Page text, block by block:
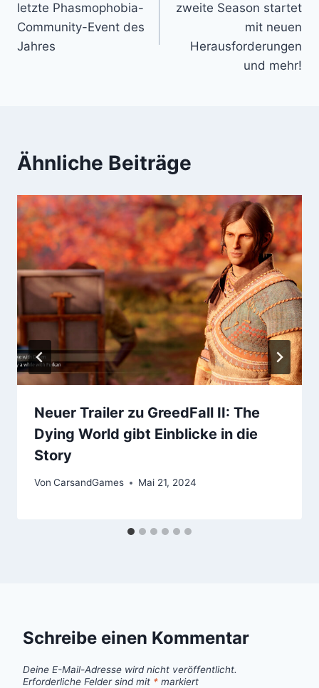
letzte Phasmophobia-
Community-Event des
Jahres
zweite Season startet
mit neuen
Herausforderungen
und mehr!
Ähnliche Beiträge
Neuer Trailer zu GreedFall II: The
Dying World gibt Einblicke in die
Story
Von CarsandGames Mai 21, 2024
Schreibe einen Kommentar
Deine E-Mail-Adresse wird nicht veröffentlicht.
Erforderliche Felder sind mit * markiert